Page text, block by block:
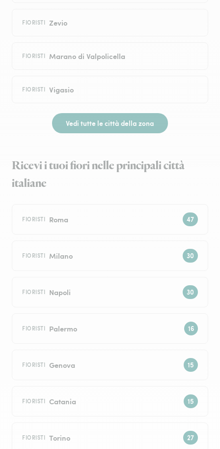
FIORISTI Zevio
FIORISTI Marano di Valpolicella
FIORISTI Vigasio
Vedi tutte le città della zona
Ricevi i tuoi fiori nelle principali città
italiane
FIORISTI Roma
FIORISTI Milano
FIORISTI Napoli
FIORISTI Palermo
FIORISTI Genova
FIORISTI Catania
FIORISTI Torino